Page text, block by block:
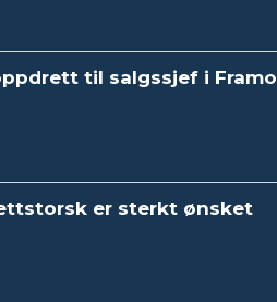
til salgssjef i Framo
er sterkt ønsket